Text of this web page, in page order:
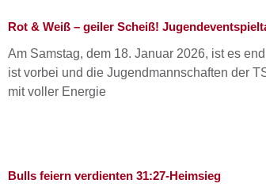
Rot & Weiß – geiler Scheiß!
Am Samstag, dem 18. Januar 2026, ist es
ist vorbei und die Jugendmannschaften der
mit voller Energie
Bulls feiern verdienten 31:27-Heimsieg